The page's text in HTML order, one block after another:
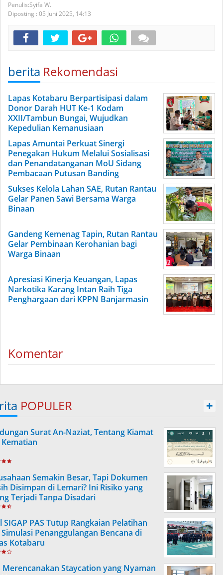
Syifa W.
Diposting : 05 Juni 2025, 14:13
berita Rekomendasi
Lapas Kotabaru Berpartisipasi dalam
Donor Darah HUT Ke-1 Kodam
XXII/Tambun Bungai, Wujudkan
Kepedulian Kemanusiaan
Lapas Amuntai Perkuat Sinergi
Penegakan Hukum Melalui Sosialisasi
dan Penandatanganan MoU Sidang
Pembacaan Putusan Banding
Sukses Kelola Lahan SAE, Rutan Rantau
Gelar Panen Sawi Bersama Warga
Binaan
Gandeng Kemenag Tapin, Rutan Rantau
Gelar Pembinaan Kerohanian bagi
Warga Binaan
Apresiasi Kinerja Keuangan, Lapas
Narkotika Karang Intan Raih Tiga
Penghargaan dari KPPN Banjarmasin
Komentar
POPULER +
Surat An-Naziat, Tentang Kiamat
Semakin Besar, Tapi Dokumen
Disimpan di Lemari? Ini Risiko yang
Terjadi Tanpa Disadari
SIGAP PAS Tutup Rangkaian Pelatihan
Penanggulangan Bencana di
Kotabaru
Merencanakan Staycation yang Nyaman